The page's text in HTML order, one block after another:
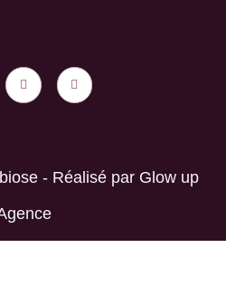
- Réalisé par Glow up